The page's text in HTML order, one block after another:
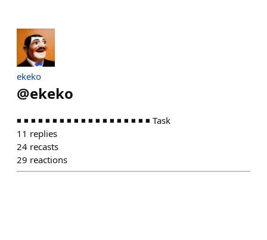
ekeko
@ekeko
◾ ◾ ◾ ◾ ◾ ◾ ◾ ◾ ◾ ◾ ◾ ◾ ◾ ◾ ◾ ◾ ◾ ◾ ◾ Task
11 replies
24 recasts
29 reactions